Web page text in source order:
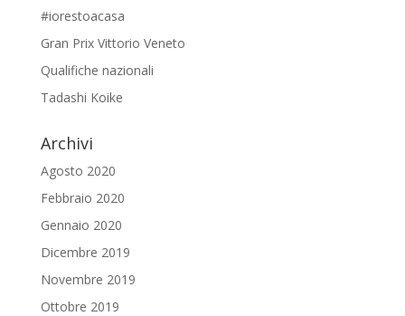
#iorestoacasa
Gran Prix Vittorio Veneto
Qualifiche nazionali
Tadashi Koike
Archivi
Agosto 2020
Febbraio 2020
Gennaio 2020
Dicembre 2019
Novembre 2019
Ottobre 2019